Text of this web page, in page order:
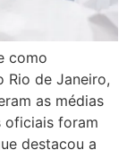
como
Rio de Janeiro,
as médias
oficiais foram
destacou a